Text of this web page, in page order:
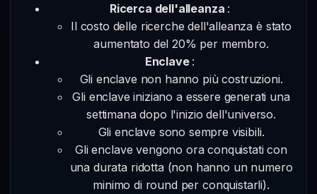
Ricerca dell'alleanza :
Il costo delle ricerche dell'alleanza è stato
aumentato del 20% per membro.
Enclave :
Gli enclave non hanno più costruzioni.
Gli enclave iniziano a essere generati una
settimana dopo l'inizio dell'universo.
Gli enclave sono sempre visibili.
Gli enclave vengono ora conquistati con
una durata ridotta (non hanno un numero
minimo di round per conquistarli).